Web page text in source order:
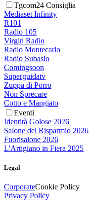
Tgcom24 Consiglia
Mediaset Infinity
R101
Radio 105
Virgin Radio
Radio Montecarlo
Radio Subasio
Comingsoon
Superguidatv
Zuppa di Porro
Non Sprecare
Cotto e Mangiato
Eventi
Identità Golose 2026
Salone del Risparmio 2026
Fuorisalone 2026
L'Artigiano in Fiera 2025
Legal
CorporateCookie Policy
Privacy Policy